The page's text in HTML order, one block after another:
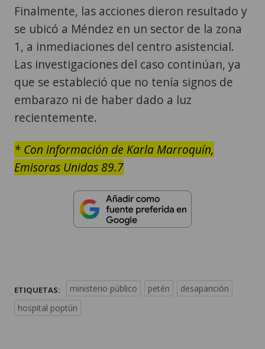
Finalmente, las acciones dieron resultado y
se ubicó a Méndez en un sector de la zona
1, a inmediaciones del centro asistencial.
Las investigaciones del caso continúan, ya
que se estableció que no tenía signos de
embarazo ni de haber dado a luz
recientemente.
* Con información de Karla Marroquín,
Emisoras Unidas 89.7
ETIQUETAS: ministerio público petén
desaparición
hospital poptún